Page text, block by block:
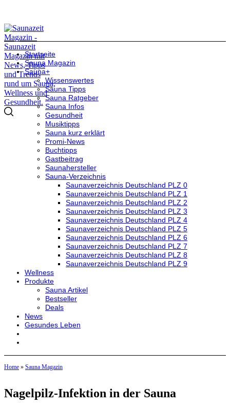
Startseite
Sauna Magazin
Sauna+
Wissenswertes
Sauna Tipps
Sauna Ratgeber
Sauna Infos
Gesundheit
Musiktipps
Sauna kurz erklärt
Promi-News
Buchtipps
Gastbeitrag
Saunahersteller
Sauna-Verzeichnis
Saunaverzeichnis Deutschland PLZ 0
Saunaverzeichnis Deutschland PLZ 1
Saunaverzeichnis Deutschland PLZ 2
Saunaverzeichnis Deutschland PLZ 3
Saunaverzeichnis Deutschland PLZ 4
Saunaverzeichnis Deutschland PLZ 5
Saunaverzeichnis Deutschland PLZ 6
Saunaverzeichnis Deutschland PLZ 7
Saunaverzeichnis Deutschland PLZ 8
Saunaverzeichnis Deutschland PLZ 9
Wellness
Produkte
Sauna Artikel
Bestseller
Deals
News
Gesundes Leben
Home » Sauna Magazin
Nagelpilz-Infektion in der Sauna